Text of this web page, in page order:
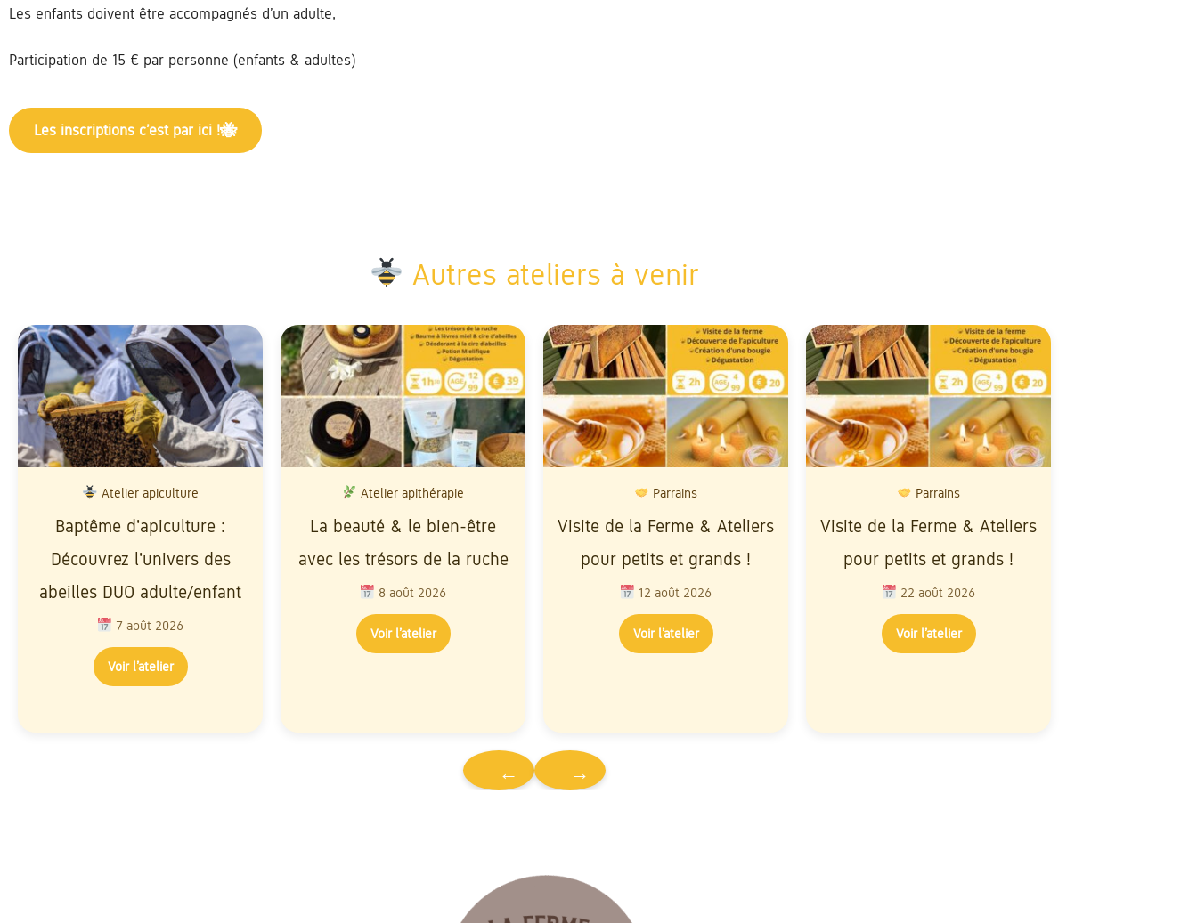
Les enfants doivent être accompagnés d’un adulte,
Participation de 15 € par personne (enfants & adultes)
Les inscriptions c’est par ici !
Autres ateliers à venir
Atelier apiculture
Baptême d'apiculture :
Découvrez l'univers des
abeilles DUO adulte/enfant
7 août 2026
Voir l’atelier
Atelier apithérapie
La beauté & le bien-être
avec les trésors de la ruche
8 août 2026
Voir l’atelier
Parrains
Visite de la Ferme & Ateliers
pour petits et grands !
12 août 2026
Voir l’atelier
Parrains
Visite de la Ferme & Ateliers
pour petits et grands !
22 août 2026
Voir l’atelier
← →